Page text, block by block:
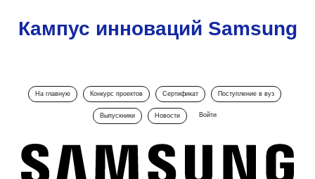
Кампус инноваций Samsung
На главную Конкурс проектов Сертификат Поступление в вуз
Выпускники Новости Войти